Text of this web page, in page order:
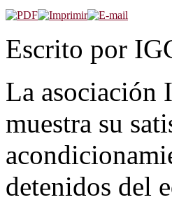
Escrito por
La asociación
muestra su
detenidos